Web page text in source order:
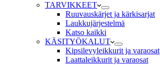
TARVIKKEET
Ruuvauskärjet ja kärkisarjat
Laukkujärjestelmä
Katso kaikki
KÄSITYÖKALUT
Kipsilevyleikkurit ja varaosat
Laattaleikkurit ja varaosat